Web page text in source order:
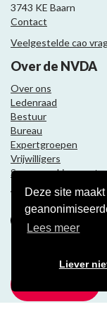
Deze site
Lees meer
Liever
3743 KE Baarn
Contact
Veelgestelde cao
Over de NVDA
Over ons
Ledenraad
Bestuur
Bureau
Expertgroepen
Vrijwilligers
Volg ons